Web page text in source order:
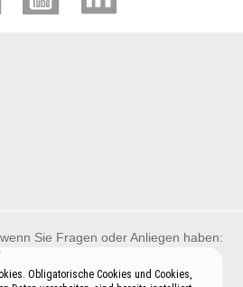
Sie Fragen oder Anliegen haben:
Obligatorische Cookies und Cookies,